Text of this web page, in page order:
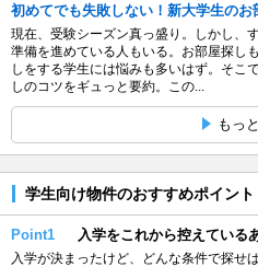
初めてでも失敗しない！新大学生のお
現在、受験シーズン真っ盛り。しかし、
準備を進めている人もいる。お部屋探し
しをする学生には悩みも多いはず。そこ
しのコツをギュっと要約。この...
もっ
学生向け物件のおすすめポイント
Point1 入学をこれから控えている
入学が決まったけど、どんな条件で探せ